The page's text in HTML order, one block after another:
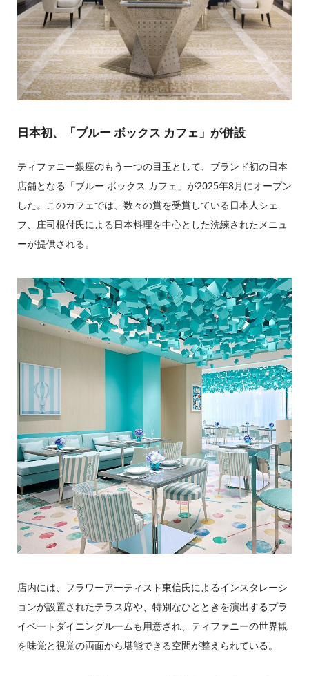
日本初、「ブルー ボックス カフェ」が併設
ティファニー銀座のもう一つの目玉として、ブランド初の日本
店舗となる「ブルー ボックス カフェ」が2025年8月にオープン
した。このカフェでは、数々の賞を受賞している日本人シェ
フ、庄司根付氏による日本料理を中心とした洗練されたメニュ
ーが提供される。
店内には、フラワーアーティスト東信氏によるインスタレーシ
ョンが設置されたテラス席や、特別なひとときを演出するプラ
イベートダイニングルームも用意され、ティファニーの世界観
を味覚と視覚の両面から堪能できる空間が整えられている。